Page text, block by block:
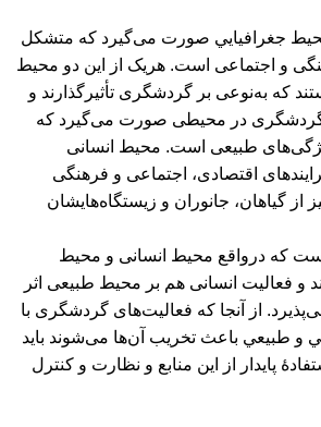
جغرافيايي صورت می‌گیرد که متشکل
و اجتماعی است. هريک از اين دو محيط
که به‌نوعی بر گردشگری تأثیرگذارند و
گردشگری در محيطی صورت می‌گیرد که
طبيعی است. محيط انسانی
اقتصادی، اجتماعی و فرهنگی
گياهان، جانوران و زیستگاه‌هایشان
که درواقع محيط انسانی و محيط
و فعاليت انسانی هم بر محيط طبيعی اثر
از آنجا که فعالیت‌های گردشگری با
و طبيعي باعث تخريب آن‌ها می‌شوند بايد
پايدار از اين منابع و نظارت و کنترل